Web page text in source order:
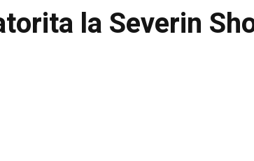
la Severin